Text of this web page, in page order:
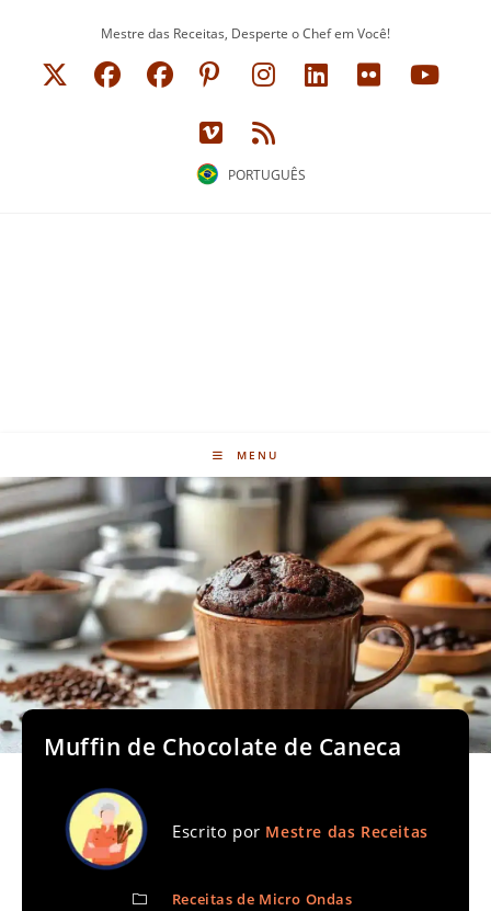
Mestre das Receitas, Desperte o Chef em Você!
PORTUGUÊS
MENU
Muffin de Chocolate de Caneca
Escrito por Mestre das Receitas
Receitas de Micro Ondas